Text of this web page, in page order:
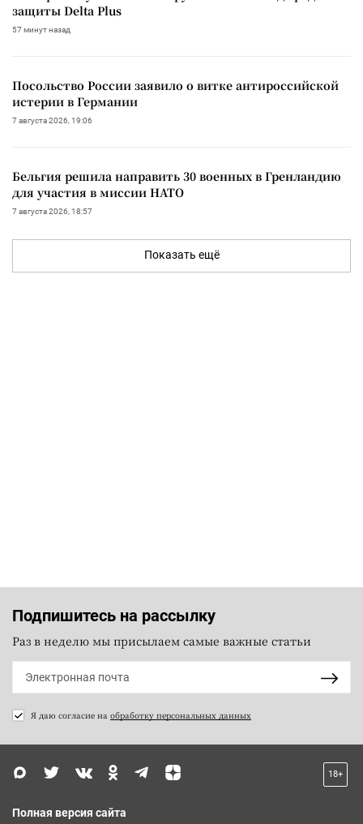
защиты Delta Plus
57 минут назад
Посольство России заявило о витке антироссийской
истерии в Германии
7 августа 2026, 19:06
Бельгия решила направить 30 военных в Гренландию
для участия в миссии НАТО
7 августа 2026, 18:57
Показать ещё
Подпишитесь на рассылку
Раз в неделю мы присылаем самые важные статьи
Я даю согласие на обработку персональных данных
18+
Полная версия сайта